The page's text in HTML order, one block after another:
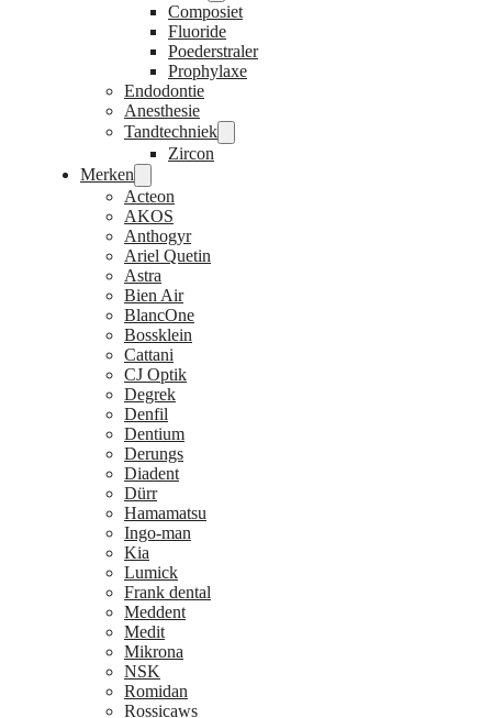
Composiet
Fluoride
Poederstraler
Prophylaxe
Endodontie
Anesthesie
Tandtechniek
Zircon
Merken
Acteon
AKOS
Anthogyr
Ariel Quetin
Astra
Bien Air
BlancOne
Bossklein
Cattani
CJ Optik
Degrek
Denfil
Dentium
Derungs
Diadent
Dürr
Hamamatsu
Ingo-man
Kia
Lumick
Frank dental
Meddent
Medit
Mikrona
NSK
Romidan
Rossicaws